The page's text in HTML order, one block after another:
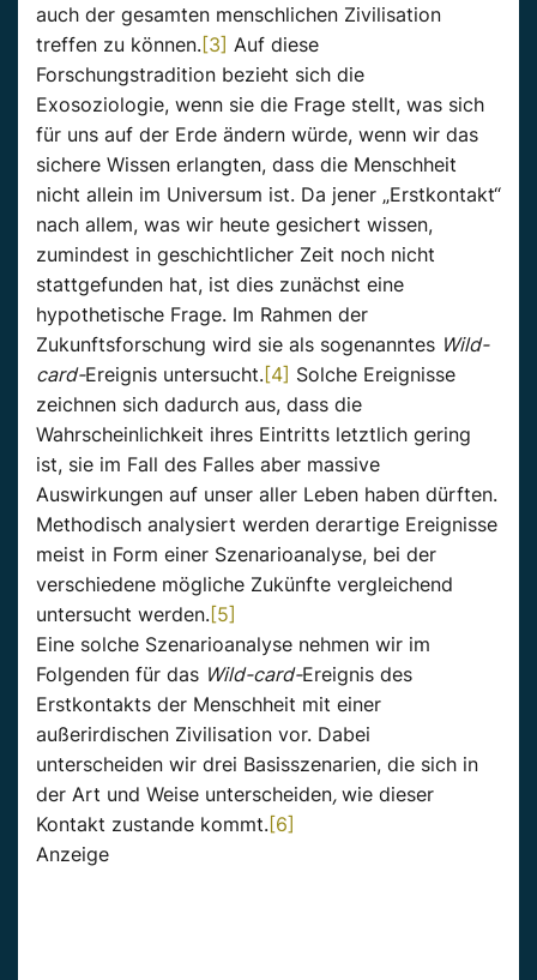
auch der gesamten menschlichen Zivilisation
treffen zu können.[3] Auf diese
Forschungstradition bezieht sich die
Exosoziologie, wenn sie die Frage stellt, was sich
für uns auf der Erde ändern würde, wenn wir das
sichere Wissen erlangten, dass die Menschheit
nicht allein im Universum ist. Da jener „Erstkontakt“
nach allem, was wir heute gesichert wissen,
zumindest in geschichtlicher Zeit noch nicht
stattgefunden hat, ist dies zunächst eine
hypothetische Frage. Im Rahmen der
Zukunftsforschung wird sie als sogenanntes Wild-
card-Ereignis untersucht.[4] Solche Ereignisse
zeichnen sich dadurch aus, dass die
Wahrscheinlichkeit ihres Eintritts letztlich gering
ist, sie im Fall des Falles aber massive
Auswirkungen auf unser aller Leben haben dürften.
Methodisch analysiert werden derartige Ereignisse
meist in Form einer Szenarioanalyse, bei der
verschiedene mögliche Zukünfte vergleichend
untersucht werden.[5]
Eine solche Szenarioanalyse nehmen wir im
Folgenden für das Wild-card-Ereignis des
Erstkontakts der Menschheit mit einer
außerirdischen Zivilisation vor. Dabei
unterscheiden wir drei Basisszenarien, die sich in
der Art und Weise unterscheiden, wie dieser
Kontakt zustande kommt.[6]
Anzeige